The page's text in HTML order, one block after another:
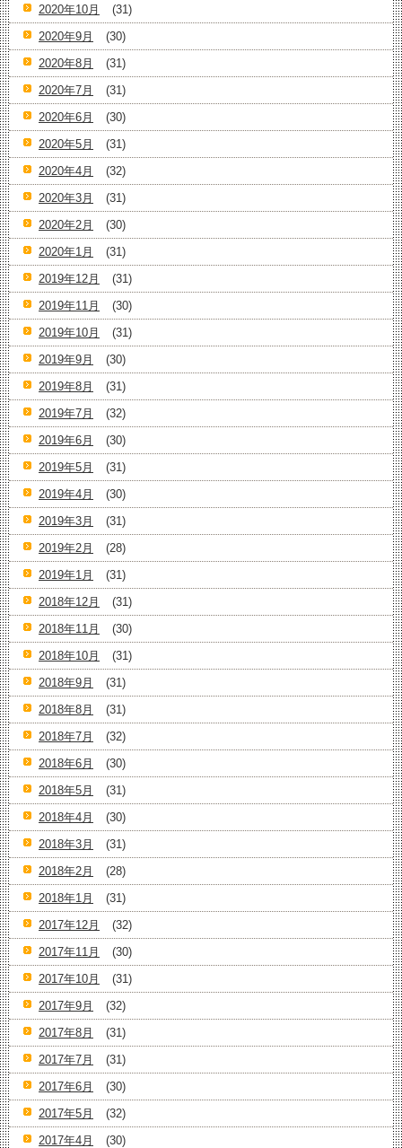
2020年10月
(31)
2020年9月
(30)
2020年8月
(31)
2020年7月
(31)
2020年6月
(30)
2020年5月
(31)
2020年4月
(32)
2020年3月
(31)
2020年2月
(30)
2020年1月
(31)
2019年12月
(31)
2019年11月
(30)
2019年10月
(31)
2019年9月
(30)
2019年8月
(31)
2019年7月
(32)
2019年6月
(30)
2019年5月
(31)
2019年4月
(30)
2019年3月
(31)
2019年2月
(28)
2019年1月
(31)
2018年12月
(31)
2018年11月
(30)
2018年10月
(31)
2018年9月
(31)
2018年8月
(31)
2018年7月
(32)
2018年6月
(30)
2018年5月
(31)
2018年4月
(30)
2018年3月
(31)
2018年2月
(28)
2018年1月
(31)
2017年12月
(32)
2017年11月
(30)
2017年10月
(31)
2017年9月
(32)
2017年8月
(31)
2017年7月
(31)
2017年6月
(30)
2017年5月
(32)
2017年4月
(30)